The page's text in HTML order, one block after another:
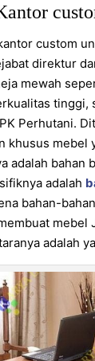
custom
direktur
mewah
tinggi,
Perhutani.
khusus mebel
adalah bahan
adalah
bahan-
mebel
adalah